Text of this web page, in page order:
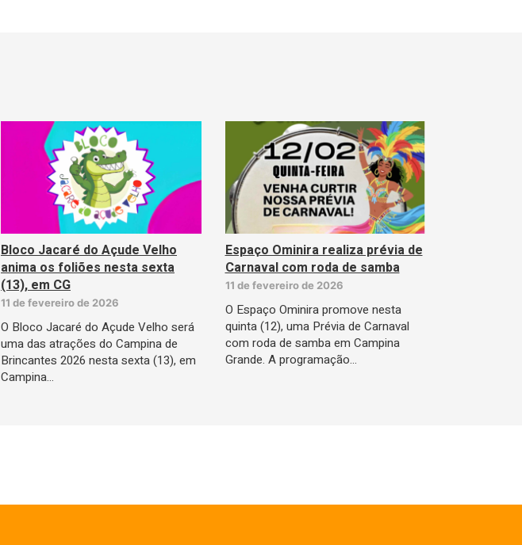
Bloco Jacaré do Açude Velho
anima os foliões nesta sexta
(13), em CG
11 de fevereiro de 2026
O Bloco Jacaré do Açude Velho será
uma das atrações do Campina de
Brincantes 2026 nesta sexta (13), em
Campina…
Espaço Ominira realiza prévia de
Carnaval com roda de samba
11 de fevereiro de 2026
O Espaço Ominira promove nesta
quinta (12), uma Prévia de Carnaval
com roda de samba em Campina
Grande. A programação…